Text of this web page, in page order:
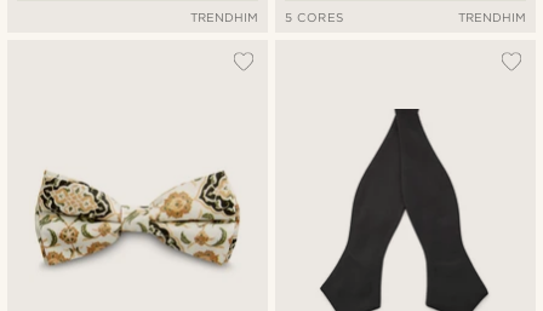
TRENDHIM 5 CORES TRENDHIM